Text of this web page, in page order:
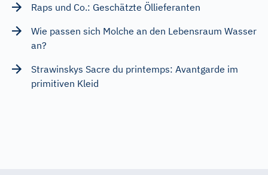
Raps und Co.: Geschätzte Öllieferanten
Wie passen sich Molche an den Lebensraum Wasser
an?
Strawinskys Sacre du printemps: Avantgarde im
primitiven Kleid